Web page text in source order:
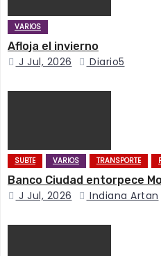
ó
n
d
n
t
r
VARIOS
Afloja el invierno
J Jul, 2026 Diario5
SUBTE VARIOS TRANSPORTE
Banco Ciudad entorpece
J Jul, 2026 Indiana Artan